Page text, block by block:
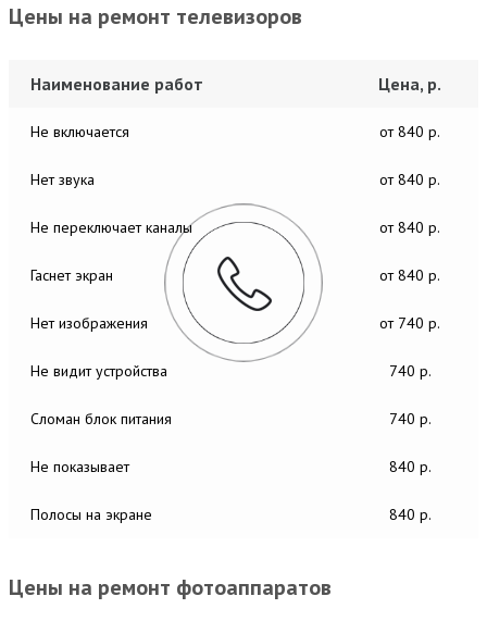
Цены на ремонт телевизоров
Наименование работ Цена, р.
Не включается от 840 р.
Нет звука от 840 р.
Не переключает каналы от 840 р.
Гаснет экран от 840 р.
Нет изображения от 740 р.
Не видит устройства 740 р.
Сломан блок питания 740 р.
Не показывает 840 р.
Полосы на экране 840 р.
Цены на ремонт фотоаппаратов